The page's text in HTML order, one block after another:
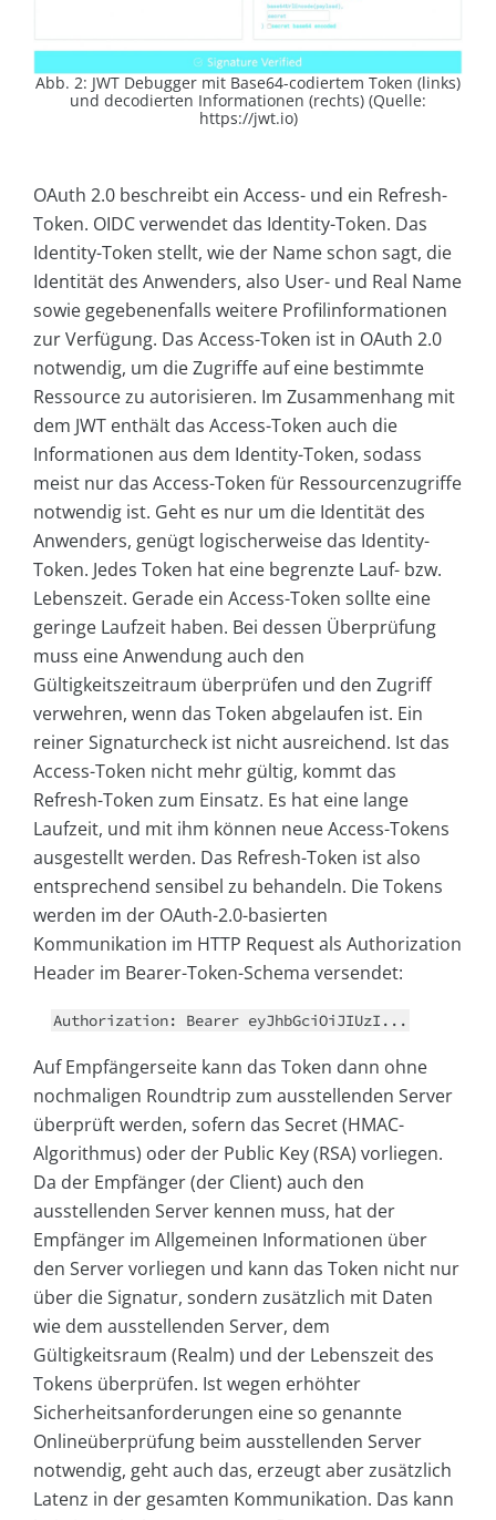
Abb. 2: JWT Debugger mit Base64-codiertem Token (links)
und decodierten Informationen (rechts) (Quelle:
https://jwt.io)
OAuth 2.0 beschreibt ein Access- und ein Refresh-
Token. OIDC verwendet das Identity-Token. Das
Identity-Token stellt, wie der Name schon sagt, die
Identität des Anwenders, also User- und Real Name
sowie gegebenenfalls weitere Profilinformationen
zur Verfügung. Das Access-Token ist in OAuth 2.0
notwendig, um die Zugriffe auf eine bestimmte
Ressource zu autorisieren. Im Zusammenhang mit
dem JWT enthält das Access-Token auch die
Informationen aus dem Identity-Token, sodass
meist nur das Access-Token für Ressourcenzugriffe
notwendig ist. Geht es nur um die Identität des
Anwenders, genügt logischerweise das Identity-
Token. Jedes Token hat eine begrenzte Lauf- bzw.
Lebenszeit. Gerade ein Access-Token sollte eine
geringe Laufzeit haben. Bei dessen Überprüfung
muss eine Anwendung auch den
Gültigkeitszeitraum überprüfen und den Zugriff
verwehren, wenn das Token abgelaufen ist. Ein
reiner Signaturcheck ist nicht ausreichend. Ist das
Access-Token nicht mehr gültig, kommt das
Refresh-Token zum Einsatz. Es hat eine lange
Laufzeit, und mit ihm können neue Access-Tokens
ausgestellt werden. Das Refresh-Token ist also
entsprechend sensibel zu behandeln. Die Tokens
werden im der OAuth-2.0-basierten
Kommunikation im HTTP Request als Authorization
Header im Bearer-Token-Schema versendet:
Authorization: Bearer eyJhbGciOiJIUzI...
Auf Empfängerseite kann das Token dann ohne
nochmaligen Roundtrip zum ausstellenden Server
überprüft werden, sofern das Secret (HMAC-
Algorithmus) oder der Public Key (RSA) vorliegen.
Da der Empfänger (der Client) auch den
ausstellenden Server kennen muss, hat der
Empfänger im Allgemeinen Informationen über
den Server vorliegen und kann das Token nicht nur
über die Signatur, sondern zusätzlich mit Daten
wie dem ausstellenden Server, dem
Gültigkeitsraum (Realm) und der Lebenszeit des
Tokens überprüfen. Ist wegen erhöhter
Sicherheitsanforderungen eine so genannte
Onlineüberprüfung beim ausstellenden Server
notwendig, geht auch das, erzeugt aber zusätzlich
Latenz in der gesamten Kommunikation. Das kann